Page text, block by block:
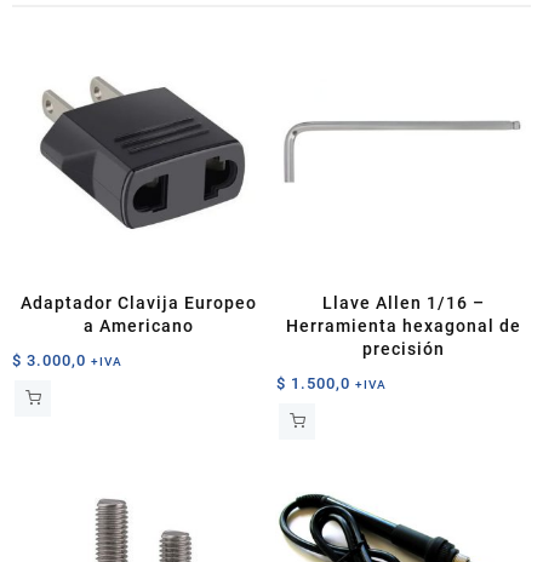
Adaptador Clavija Europeo
a Americano
$ 3.000,0 +IVA
Llave Allen 1/16 –
Herramienta hexagonal de
precisión
$ 1.500,0 +IVA